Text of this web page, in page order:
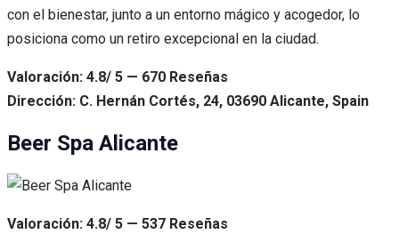
con el bienestar, junto a un entorno mágico y acogedor, lo
posiciona como un retiro excepcional en la ciudad.
Valoración: 4.8/ 5 — 670 Reseñas
Dirección: C. Hernán Cortés, 24, 03690 Alicante, Spain
Beer Spa Alicante
Valoración: 4.8/ 5 — 537 Reseñas